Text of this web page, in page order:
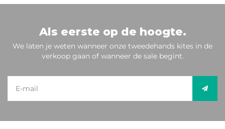
Als eerste op de hoogte.
We laten je weten wanneer onze tweedehands kites in de
verkoop gaan of wanneer de sale begint.